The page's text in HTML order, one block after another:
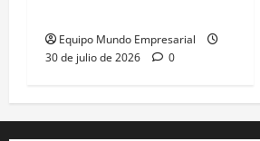
Equipo Mundo Empresarial
30 de julio de 2026
0